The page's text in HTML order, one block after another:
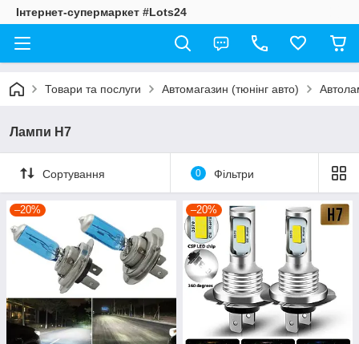
Інтернет-супермаркет #Lots24
Товари та послуги Автомагазин (тюнінг авто)
Лампи H7
Сортування 0 Фільтри
–20% –20%